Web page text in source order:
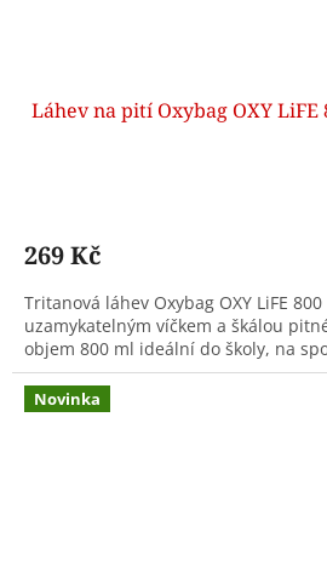
Láhev na pití Oxybag OXY
269 Kč
Tritanová láhev Oxybag OXY LiFE
uzamykatelným víčkem a škálou
objem 800 ml ideální do školy, na
Novinka